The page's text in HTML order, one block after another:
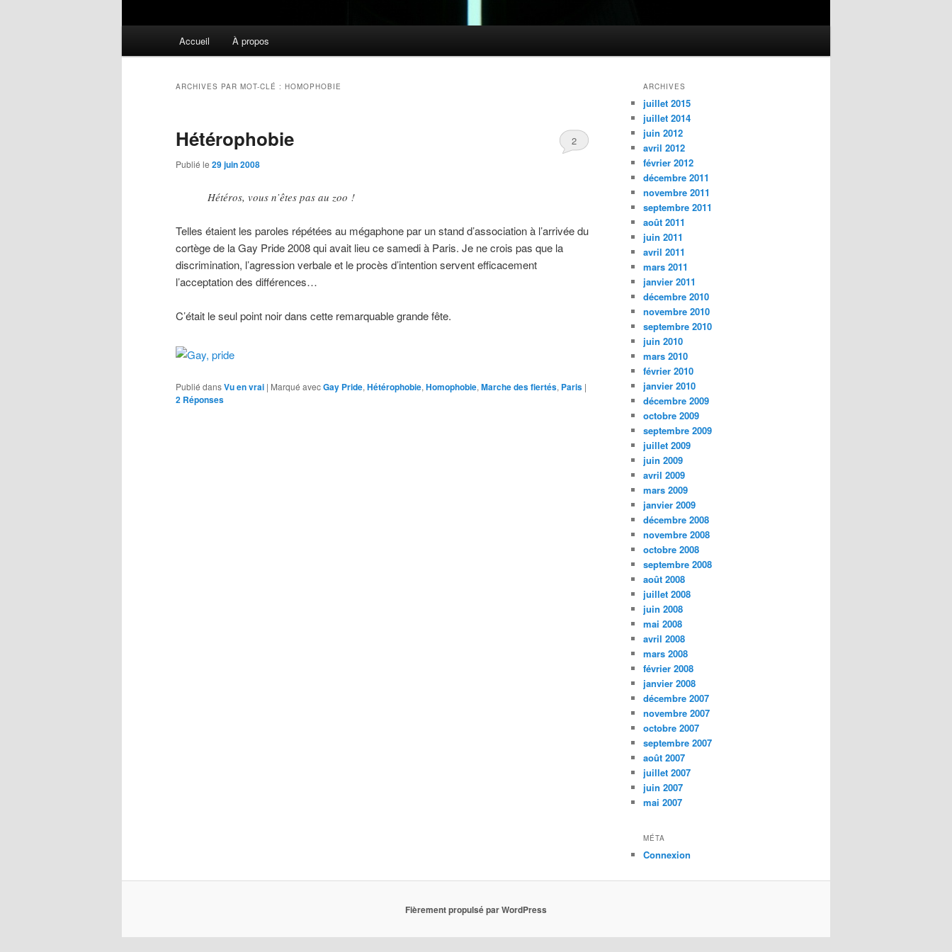
Accueil À propos
ARCHIVES PAR MOT-CLÉ : HOMOPHOBIE
Hétérophobie
Publié le 29 juin 2008
2
Hétéros, vous n’êtes pas au zoo !
Telles étaient les paroles répétées au mégaphone par un stand d’association à l’arrivée du
cortège de la Gay Pride 2008 qui avait lieu ce samedi à Paris. Je ne crois pas que la
discrimination, l’agression verbale et le procès d’intention servent efficacement
l’acceptation des différences…
C’était le seul point noir dans cette remarquable grande fête.
Publié dansVu en vrai | Marqué avecGay Pride, Hétérophobie, Homophobie, Marche des fiertés, Paris |
2 Réponses
ARCHIVES
juillet 2015
juillet 2014
juin 2012
avril 2012
février 2012
décembre 2011
novembre 2011
septembre 2011
août 2011
juin 2011
avril 2011
mars 2011
janvier 2011
décembre 2010
novembre 2010
septembre 2010
juin 2010
mars 2010
février 2010
janvier 2010
décembre 2009
octobre 2009
septembre 2009
juillet 2009
juin 2009
avril 2009
mars 2009
janvier 2009
décembre 2008
novembre 2008
octobre 2008
septembre 2008
août 2008
juillet 2008
juin 2008
mai 2008
avril 2008
mars 2008
février 2008
janvier 2008
décembre 2007
novembre 2007
octobre 2007
septembre 2007
août 2007
juillet 2007
juin 2007
mai 2007
MÉTA
Connexion
Fièrement propulsé par WordPress